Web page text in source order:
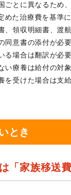
とに異なるため
た治療費を基準
、領収明細書、渡
意書の添付が必要
場合は翻訳が必要
い療養は給付の対
受けた場合は支
とき
「家族移送費